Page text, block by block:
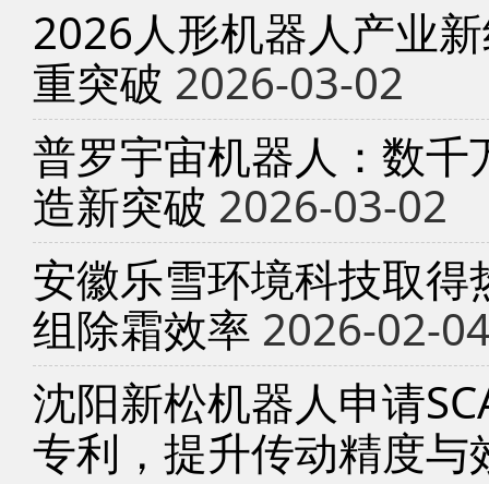
2026人形机器人产业
重突破 2026-03-02
普罗宇宙机器人：数
造新突破 2026-03-02
安徽乐雪环境科技取
组除霜效率 2026-02-
沈阳新松机器人申请
专利，提升传动精度与